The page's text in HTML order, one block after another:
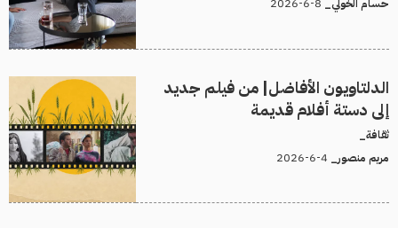
حسام الخولي_
الدلتاويون الأفاضل| من فيلم جديد
إلى دستة أفلام قديمة
ثقافة_
مريم منصور_